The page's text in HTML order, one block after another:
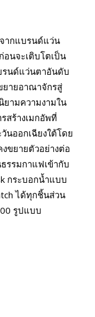
ากแบรนด์แว่น
อนจะเติบโตเป็น
รนด์แว่นตาอันดับ
ายอาณาจักรสู่
ยามความงามใน
สร้างเมกอัพที่
นออกเฉียงใต้โดย
งขยายตัวอย่างต่อ
รรมกาแฟเข้ากับ
กระบอกน้ำแบบ
ได้ทุกชิ้นส่วน
รูปแบบ